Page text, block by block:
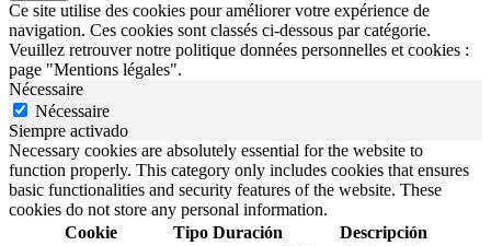
Ce site utilise des cookies pour améliorer votre expérience de
navigation. Ces cookies sont classés ci-dessous par catégorie.
Veuillez retrouver notre politique données personnelles et cookies :
page "Mentions légales".
Nécessaire
Nécessaire
Siempre activado
Necessary cookies are absolutely essential for the website to
function properly. This category only includes cookies that ensures
basic functionalities and security features of the website. These
cookies do not store any personal information.
Cookie
Tipo Duración Descripción